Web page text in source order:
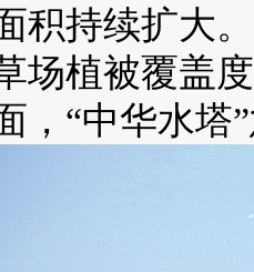
积持续扩大
场植被覆盖
，“中华水塔